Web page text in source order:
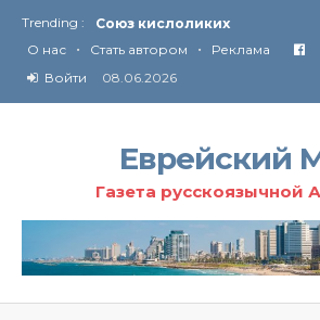
Trending :
Соглашение США с Ираном
Технология Революции в
О нас • Стать автором • Реклама
Войти
08.06.2026
Еврейский
Газета русскоязычной